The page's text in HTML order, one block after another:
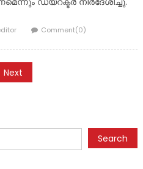
Comment(0)
Next
Search